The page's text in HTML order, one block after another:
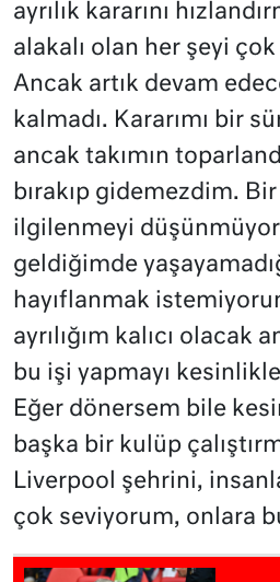
ayrılık kararını
alakalı olan her şeyi
Ancak artık devam
kalmadı. Kararımı bir
ancak takımın
bırakıp gidemezdim.
ilgilenmeyi
geldiğimde
hayıflanmak
ayrılığım kalıcı olacak
bu işi yapmayı
Eğer dönersem bile
başka bir kulüp
Liverpool şehrini,
çok seviyorum, onlara